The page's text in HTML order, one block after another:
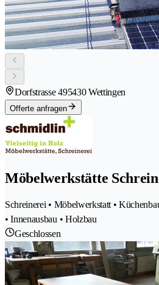
Dorfstrasse 495430 Wettingen
Offerte anfragen
Möbelwerkstätte
Schreinerei • Möbelwerkstatt •
• Innenausbau • Holzbau
Geschlossen